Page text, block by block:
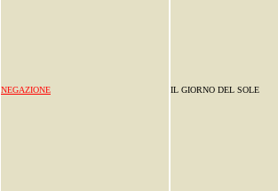
NEGAZIONE IL GIORNO DEL SOLE